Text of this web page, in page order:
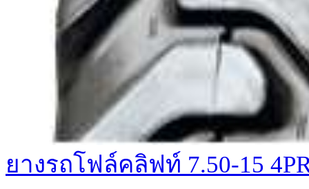
ยางรถโฟล์คลิฟท์ 7.50-15